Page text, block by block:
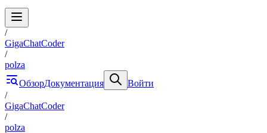
/
GigaChatCoder
/
polza
ОбзорДокументация
Войти
/
GigaChatCoder
/
polza